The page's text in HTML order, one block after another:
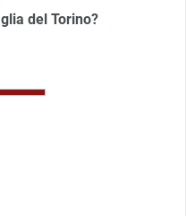
del Torino?